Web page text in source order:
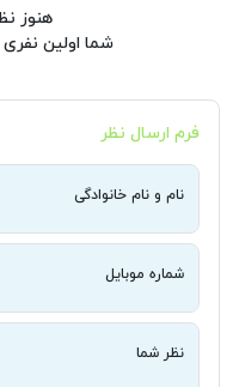
هنوز
شما اولین
فرم ارسال نظر
نام و نام خانوادگی
شماره موبایل
نظر شما